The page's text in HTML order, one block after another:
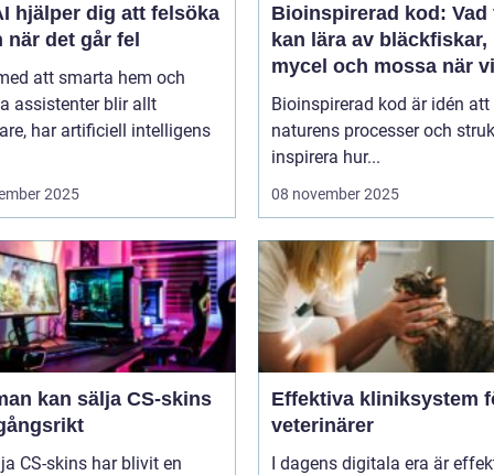
hjälper dig att felsöka
när det går fel
att smarta hem och
assistenter blir allt
har artificiell intelligens
2025
Bioinspirerad kod: Vad
kan lära av bläckfiskar,
mycel och mossa när vi
bygger nya system
Bioinspirerad kod är idén
naturens processer och
inspirera hur...
08 november 2025
kan sälja CS-skins
CS-skins har blivit en
Effektiva kliniksystem
veterinärer
I dagens digitala era är